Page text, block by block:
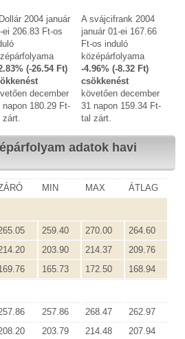
2004 január
ei 206.83 Ft-os
(-26.54 Ft)
december
napon 180.29 Ft-
zárt.
A svájcifrank 2004
január 01-ei 167.66
Ft-os induló
középárfolyama
-4.96% (-8.32 Ft)
csökkenést
követően december
31 napon 159.34 Ft-
tal zárt.
adatok havi
MIN MAX ÁTLAG
259.40 270.00
264.60
203.90 214.37
209.76
165.73 172.50 168.94
257.86 268.47
262.97
203.79 214.48
207.94